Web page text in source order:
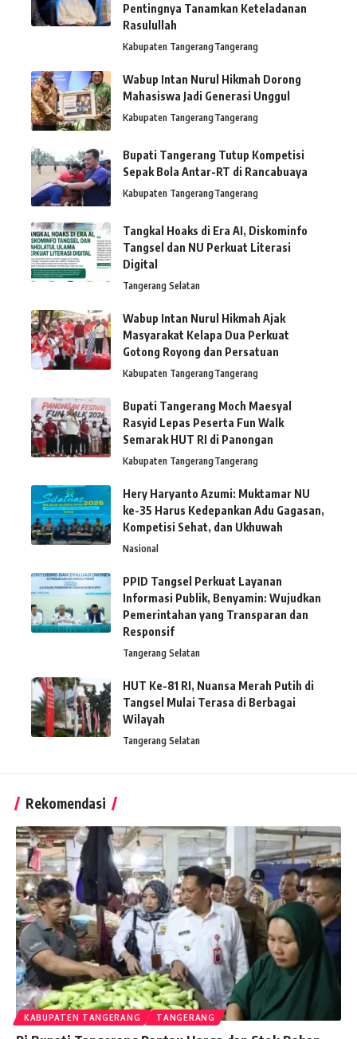
Pentingnya Tanamkan Keteladanan
Rasulullah
Kabupaten TangerangTangerang
Wabup Intan Nurul Hikmah Dorong
Mahasiswa Jadi Generasi Unggul
Kabupaten TangerangTangerang
Bupati Tangerang Tutup Kompetisi
Sepak Bola Antar-RT di Rancabuaya
Kabupaten TangerangTangerang
Tangkal Hoaks di Era AI, Diskominfo
Tangsel dan NU Perkuat Literasi
Digital
Tangerang Selatan
Wabup Intan Nurul Hikmah Ajak
Masyarakat Kelapa Dua Perkuat
Gotong Royong dan Persatuan
Kabupaten TangerangTangerang
Bupati Tangerang Moch Maesyal
Rasyid Lepas Peserta Fun Walk
Semarak HUT RI di Panongan
Kabupaten TangerangTangerang
Hery Haryanto Azumi: Muktamar NU
ke-35 Harus Kedepankan Adu Gagasan,
Kompetisi Sehat, dan Ukhuwah
Nasional
PPID Tangsel Perkuat Layanan
Informasi Publik, Benyamin: Wujudkan
Pemerintahan yang Transparan dan
Responsif
Tangerang Selatan
HUT Ke-81 RI, Nuansa Merah Putih di
Tangsel Mulai Terasa di Berbagai
Wilayah
Tangerang Selatan
Rekomendasi
KABUPATEN TANGERANG TANGERANG